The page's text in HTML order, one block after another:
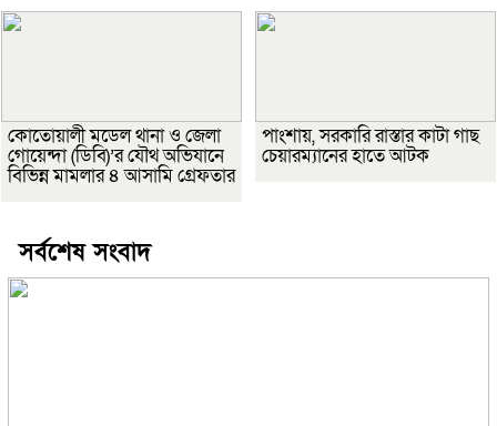
কোতোয়ালী মডেল থানা ও জেলা
গোয়েন্দা (ডিবি)’র যৌথ অভিযানে
বিভিন্ন মামলার ৪ আসামি গ্রেফতার
পাংশায়, সরকারি রাস্তার কাটা গাছ
চেয়ারম্যানের হাতে আটক
সর্বশেষ সংবাদ